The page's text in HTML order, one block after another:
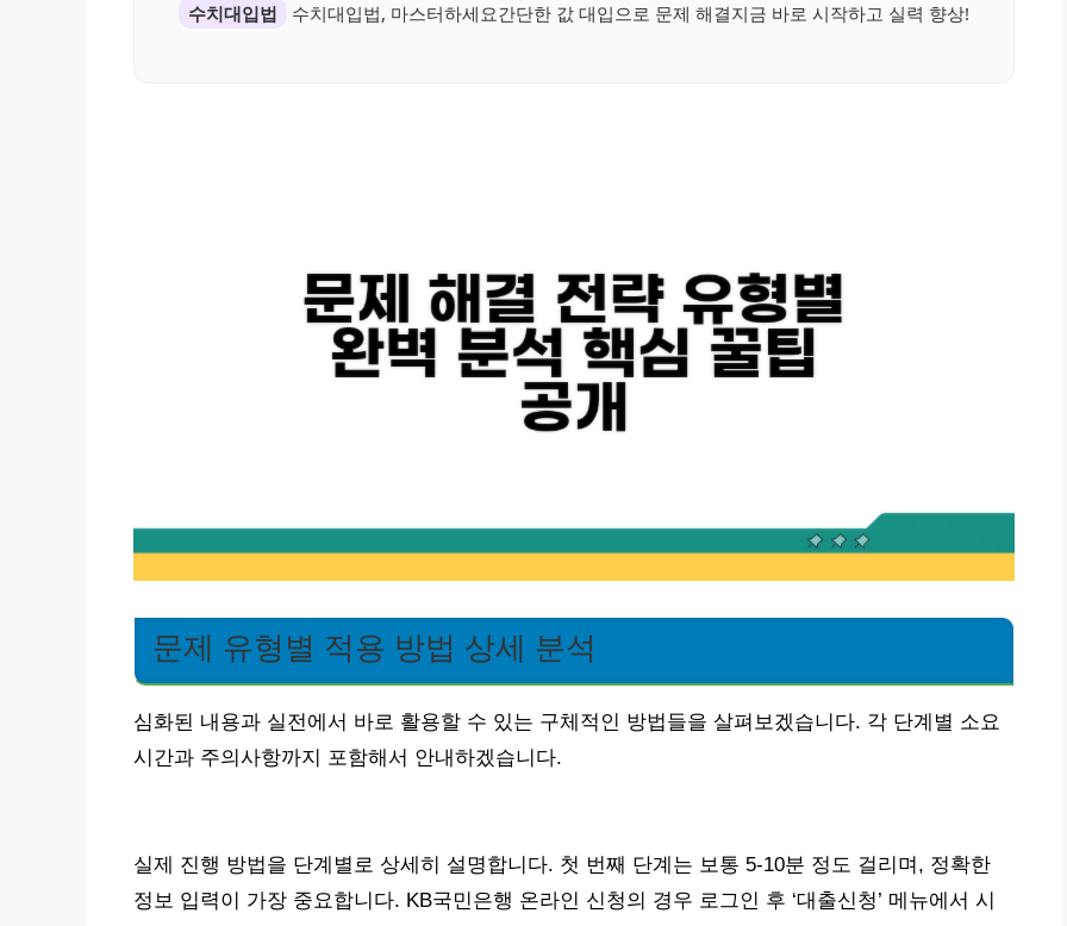
수치대입법 수치대입법, 마스터하세요간단한 값 대입으로 문제 해결지금 바로 시작하고 실력 향상!
문제 유형별 적용 방법 상세 분석
심화된 내용과 실전에서 바로 활용할 수 있는 구체적인 방법들을 살펴보겠습니다. 각 단계별 소요
시간과 주의사항까지 포함해서 안내하겠습니다.
실제 진행 방법을 단계별로 상세히 설명합니다. 첫 번째 단계는 보통 5-10분 정도 걸리며, 정확한
정보 입력이 가장 중요합니다. KB국민은행 온라인 신청의 경우 로그인 후 ‘대출신청’ 메뉴에서 시